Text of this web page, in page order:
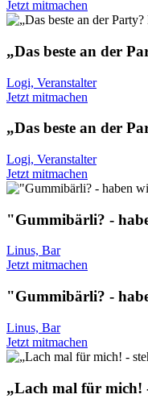
Jetzt mitmachen
„Das beste an der
Logi, Veranstalter
Jetzt mitmachen
„Das beste an der
Logi, Veranstalter
Jetzt mitmachen
"Gummibärli? -
Linus, Bar
Jetzt mitmachen
"Gummibärli? -
Linus, Bar
Jetzt mitmachen
„Lach mal für mich!